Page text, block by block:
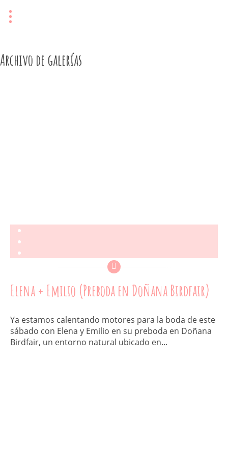
Archivo de galerías
Elena + Emilio (Preboda en Doñana Birdfair)
Ya estamos calentando motores para la boda de este
sábado con Elena y Emilio en su preboda en Doñana
Birdfair, un entorno natural ubicado en...